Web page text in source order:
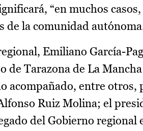
“en muchos
de la comunidad
Emiliano García-
Tarazona de La
acompañado, entre otros,
Ruiz Molina; el
del Gobierno regional